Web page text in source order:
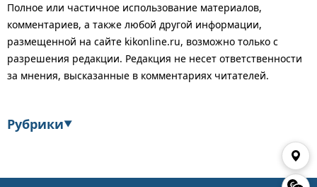
Полное или частичное использование материалов,
комментариев, а также любой другой информации,
размещенной на сайте kikonline.ru, возможно только с
разрешения редакции. Редакция не несет ответственности
за мнения, высказанные в комментариях читателей.
Рубрики▼